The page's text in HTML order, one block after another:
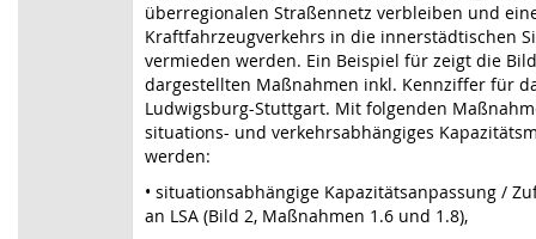
überregionalen Straßennetz verbleiben und
Kraftfahrzeugverkehrs in die innerstädtischen
vermieden werden. Ein Beispiel für zeigt die
dargestellten Maßnahmen inkl. Kennziffer für
Ludwigsburg-Stuttgart. Mit folgenden
situations- und verkehrsabhängiges
werden:
• situationsabhängige Kapazitätsanpassung /
an LSA (Bild 2, Maßnahmen 1.6 und 1.8),